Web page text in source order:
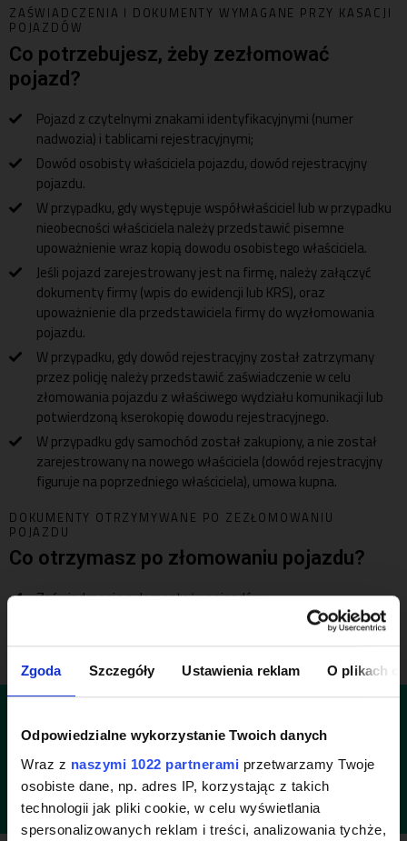
Zgoda Szczegóły Ustawienia reklam O plikach
Odpowiedzialne wykorzystanie Twoich danych
Wraz z naszymi 1022 partnerami przetwarzamy Twoje
osobiste dane, np. adres IP, korzystając z takich
technologii jak pliki cookie, w celu wyświetlania
spersonalizowanych reklam i treści, analizowania tychże,
ZAŚWIADCZENIA I DOKUMENTY WYMAGANE PRZY KASACJI
POJAZDÓW
Co potrzebujesz, żeby zezłomować
pojazd?
Pojazd z czytelnymi znakami identyfikacyjnymi (numer
nadwozia) i tablicami rejestracyjnymi;
Dowód osobisty właściciela pojazdu, dowód rejestracyjny
pojazdu.
W przypadku, gdy występuje współwłaściciel lub w przypadku
nieobecności właściciela należy przedstawić pisemne
upoważnienie wraz kopią dowodu osobistego właściciela.
Jeśli pojazd zarejestrowany jest na firmę, należy załączyć
dokumenty firmy (wpis do ewidencji lub KRS), oraz
upoważnienie dla przedstawiciela firmy do wyzłomowania
pojazdu.
W przypadku, gdy dowód rejestracyjny został zatrzymany
przez policję należy przedstawić zaświadczenie w celu
złomowania pojazdu z właściwego wydziału komunikacji lub
potwierdzoną kserokopię dowodu rejestracyjnego.
W przypadku gdy samochód został zakupiony, a nie został
zarejestrowany na nowego właściciela (dowód rejestracyjny
figuruje na poprzedniego właściciela), umowa kupna.
DOKUMENTY OTRZYMYWANE PO ZEZŁOMOWANIU
POJAZDU
Co otrzymasz po złomowaniu pojazdu?
Zaświadczenie o demontażu pojazdów.
Unieważnione tablice rejestracyjne.
Właściciel pojazdu w terminie 30 dni od daty
otrzymania zaświadczenia o demontażu pojazdu ma
obowiązek złożyć wniosek (we właściwym urzędzie
komunikacyjnym) o wyrejestrowanie pojazdu.